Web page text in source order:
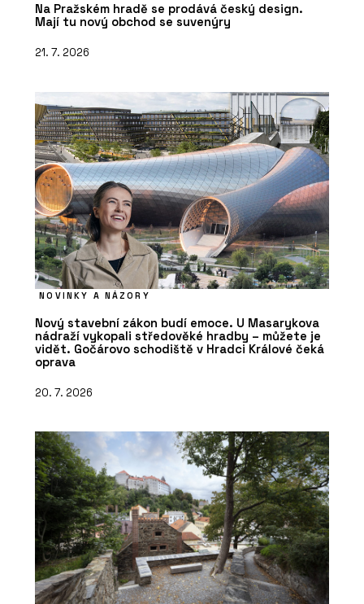
Na Pražském hradě se prodává český design.
Mají tu nový obchod se suvenýry
21. 7. 2026
NOVINKY A NÁZORY
Nový stavební zákon budí emoce. U Masarykova
nádraží vykopali středověké hradby – můžete je
vidět. Gočárovo schodiště v Hradci Králové čeká
oprava
20. 7. 2026